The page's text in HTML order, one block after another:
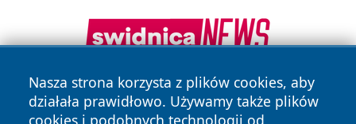
Nasza strona korzysta z plików cookies, aby
działała prawidłowo. Używamy także plików
cookies i podobnych technologii od